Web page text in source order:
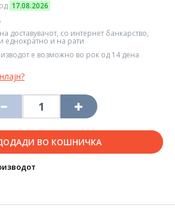
17.08.2026
доставувачот, со интернет банкарство,
еднократно и на рати
е возможно во рок од 14 дена
ВО КОШНИЧКА